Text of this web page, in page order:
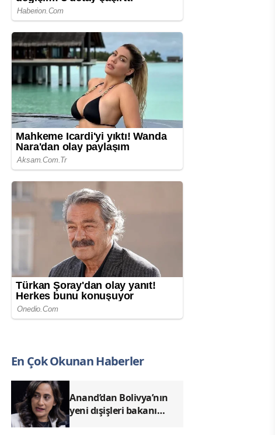
En Çok Okunan Haberler
Anand’dan Bolivya’nın
yeni dışişleri bakanı